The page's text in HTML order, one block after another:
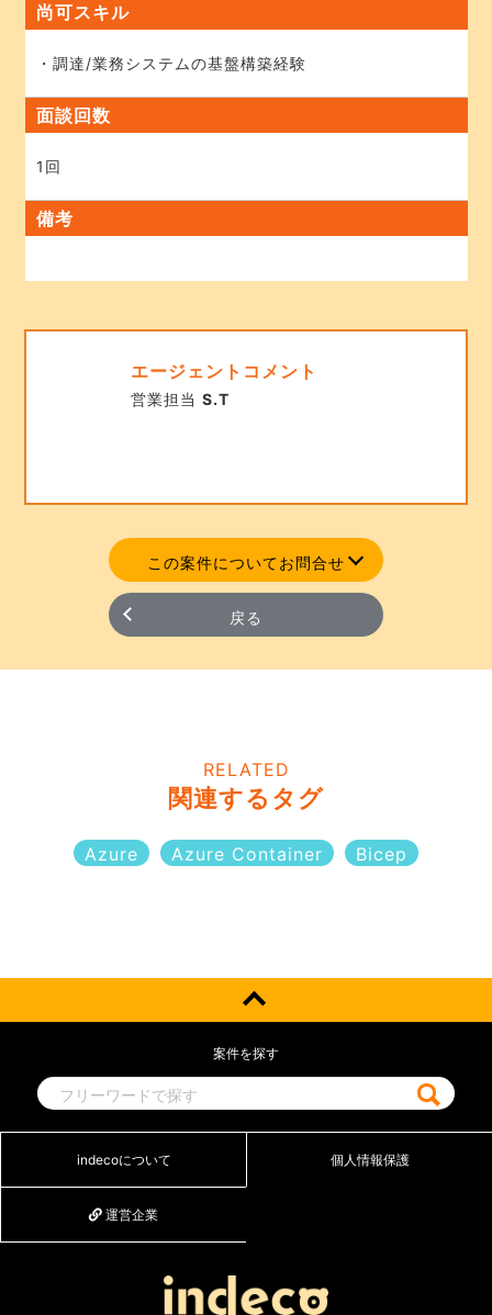
尚可スキル
・調達/業務システムの基盤構築経験
面談回数
1回
備考
エージェントコメント
営業担当 S.T
戻る
この案件についてお問合せ
RELATED
関連するタグ
Azure Azure Container Bicep
案件を探す
indecoについて 個人情報保護
運営企業